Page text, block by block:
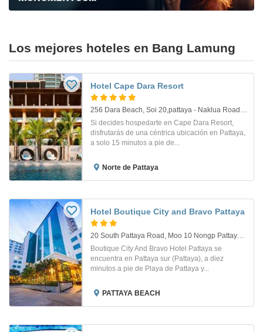
Los mejores hoteles en Bang Lamung
Hotel Cape Dara Resort
256 Dara Beach, Soi 20,pattaya - Naklua Road.. Pattaya
Si decides hospedarte en Cape Dara Resort,
disfrutarás de una céntrica ubicación en Pattaya,
a solo 15 minutos a pie de...
Norte de Pattaya
Hotel Boutique City and Bravo Pattaya
20 South Pattaya Road, Moo 10 Nongp Pattaya. Playa Pattaya
Boutique City And Bravo Hotel Pattaya se
encuentra en Pattaya sur (Pattaya), a diez
minutos a pie de Playa de Pattaya y...
PATTAYA BEACH